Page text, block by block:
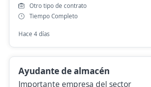
Otro tipo de contrato
Tiempo Completo
Hace 4 días
Ayudante de almacén
Importante empresa del sector